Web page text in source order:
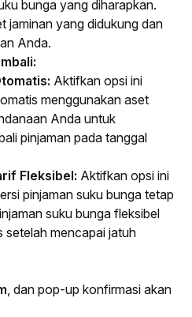
bunga yang diharapkan.
jaminan yang didukung dan
Anda.
Aktifkan opsi ini
menggunakan aset
Anda untuk
pinjaman pada tanggal
Fleksibel: Aktifkan opsi ini
pinjaman suku bunga tetap
suku bunga fleksibel
setelah mencapai jatuh
, dan pop-up konfirmasi akan